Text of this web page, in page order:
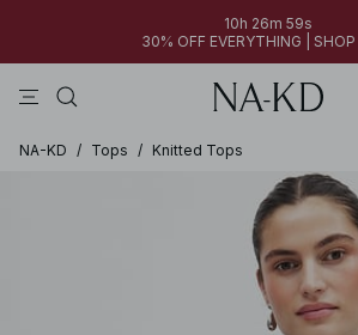
10h 26m 59s
30% OFF EVERYTHING |
NA-KD / Tops / Knitted Tops